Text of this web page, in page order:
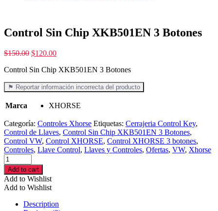
Control Sin Chip XKB501EN 3 Botones
$150.00 $120.00
Control Sin Chip XKB501EN 3 Botones
⚑ Reportar información incorrecta del producto
Marca XHORSE
Categoría: Controles Xhorse Etiquetas: Cerrajeria Control Key,
Control de Llaves, Control Sin Chip XKB501EN 3 Botones,
Control VW, Control XHORSE, Control XHORSE 3 botones,
Controles, Llave Control, Llaves y Controles, Ofertas, VW, Xhorse
Control
Sin
Chip
XKB501EN
3
Botones
Add to cart
Add to Wishlist
Add to Wishlist
Description